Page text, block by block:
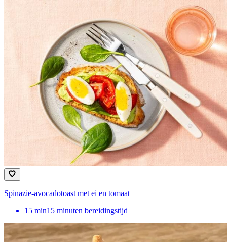
Spinazie-avocadotoast met ei en tomaat
15 min15 minuten bereidingstijd